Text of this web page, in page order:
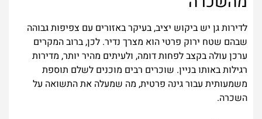
לדירות גן יש ביקוש יציב, בעיקר באזורים עם צפיפות גבוהה
שבהם שטח ירוק פרטי הוא מצרך נדיר. לכן, ברוב המקרים
ערכן עולה בקצב לפחות דומה, ולעיתים מהיר יותר, מדירות
רגילות באותו בניין. שוכרים רבים מוכנים לשלם תוספת
משמעותית עבור גינה פרטית, מה שמעלה את התשואה על
השכרה.